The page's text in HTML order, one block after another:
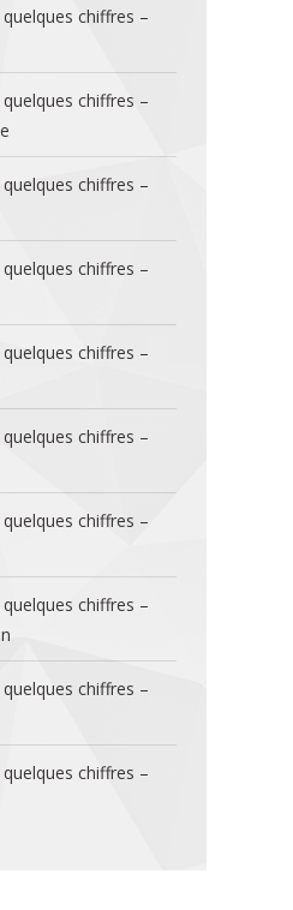
chiffres –
chiffres –
chiffres –
chiffres –
chiffres –
chiffres –
chiffres –
chiffres –
chiffres –
chiffres –